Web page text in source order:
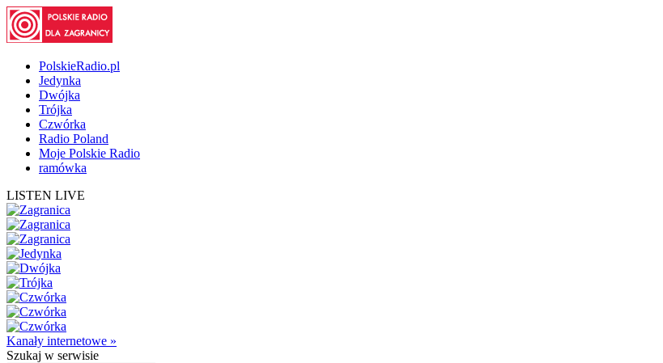
PolskieRadio.pl
Jedynka
Dwójka
Trójka
Czwórka
Radio Poland
Moje Polskie Radio
ramówka
LISTEN LIVE
Kanały internetowe »
Szukaj w serwisie